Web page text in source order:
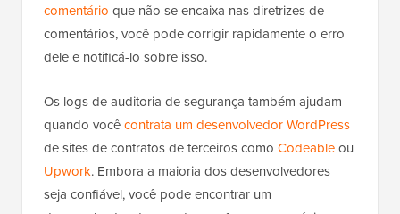
comentário que não se encaixa nas diretrizes de
comentários, você pode corrigir rapidamente o erro
dele e notificá-lo sobre isso.
Os logs de auditoria de segurança também ajudam
quando vocêcontrata um desenvolvedor WordPress
de sites de contratos de terceiros como Codeableou
Upwork. Embora a maioria dos desenvolvedores
seja confiável, você pode encontrar um